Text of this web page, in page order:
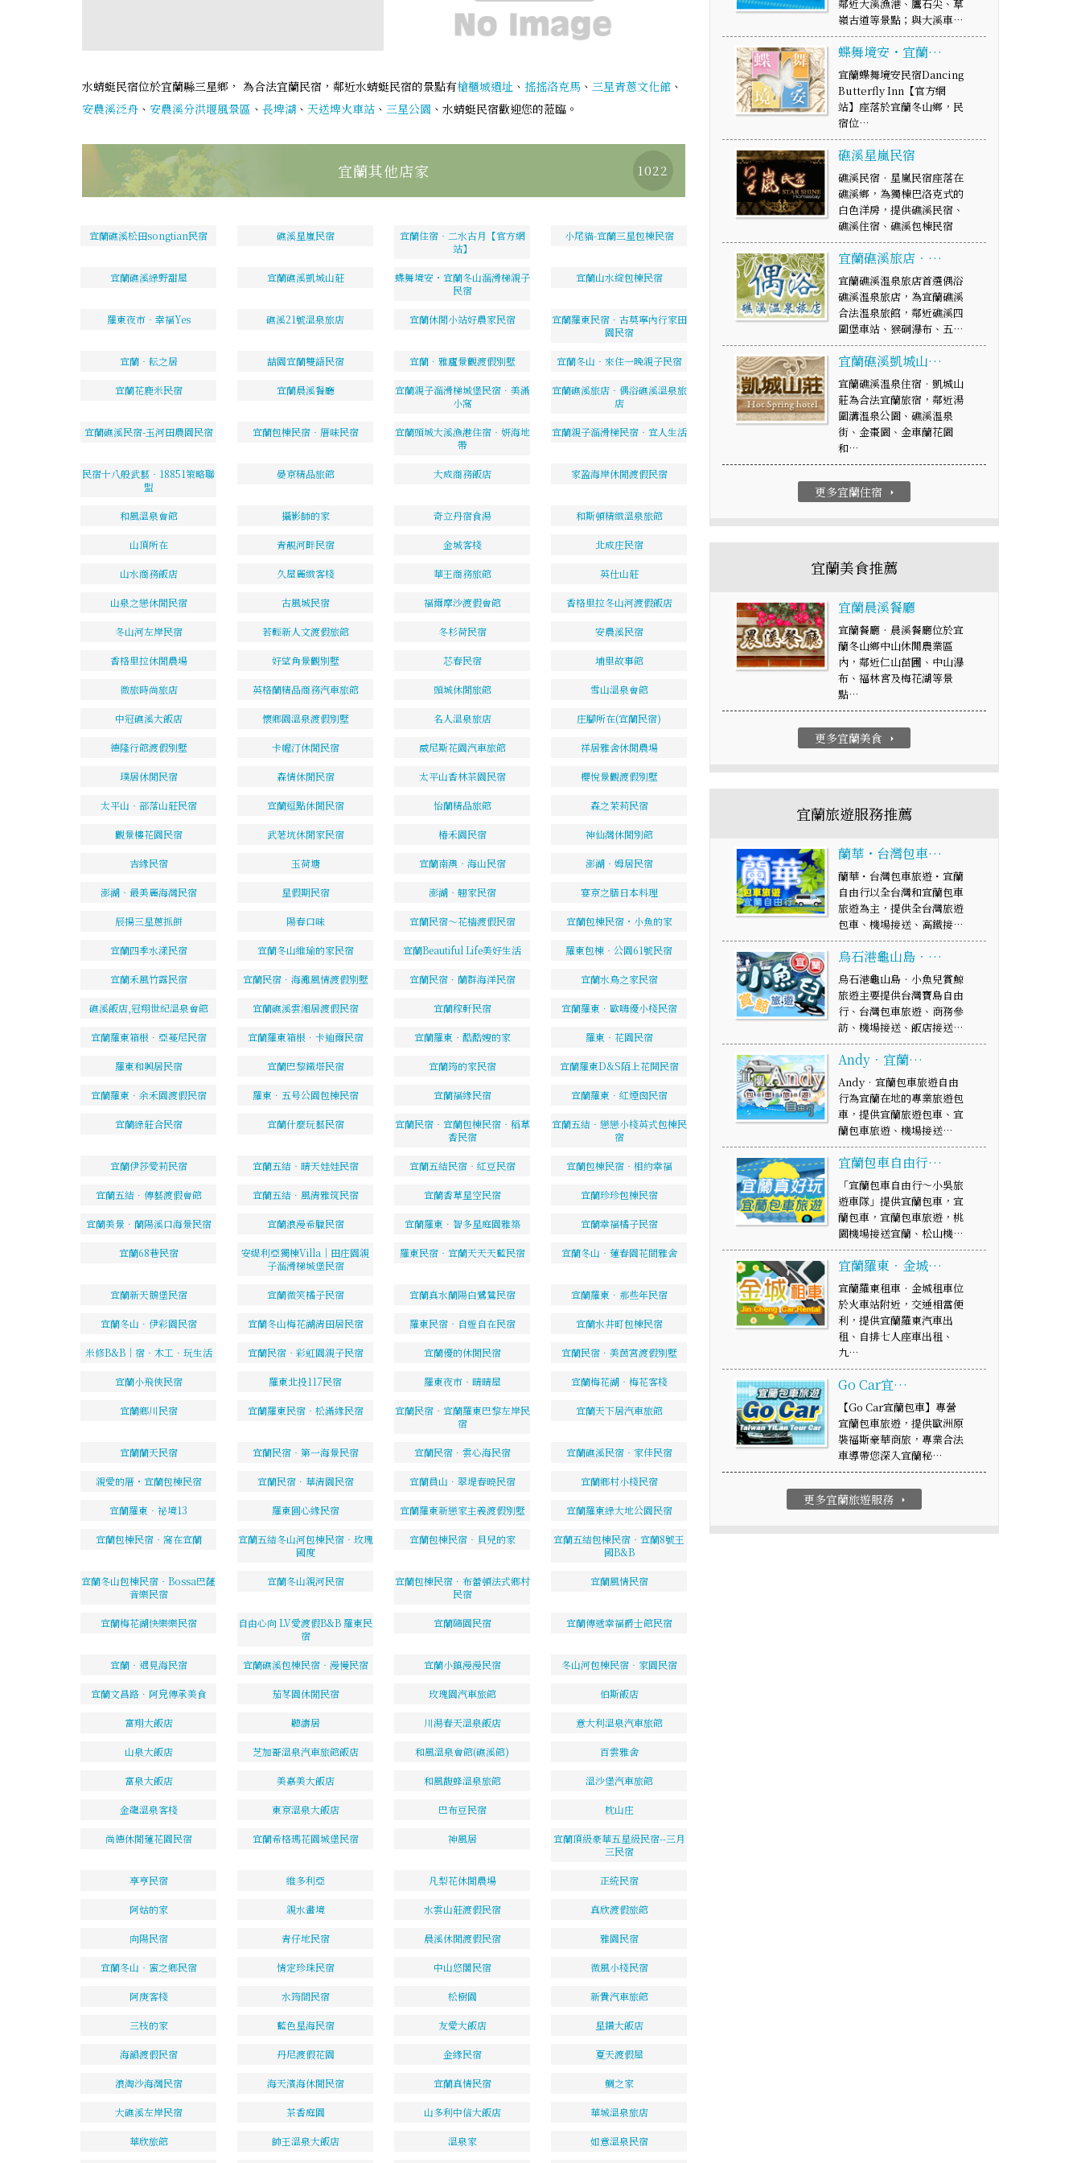
水蜻蜓民宿位於宜蘭縣三星鄉， 為合法宜蘭民宿，鄰近水蜻蜓民宿的景點有槍櫃城遺址 、 搖搖洛克馬 、 三星青蔥文化館 、
安農溪泛舟 、 安農溪分洪堰風景區 、 長埤湖 、 天送埤火車站 、 三星公園 、水蜻蜓民宿歡迎您的蒞臨。
宜蘭其他店家 1022
宜蘭礁溪松田songtian民宿 礁溪星嵐民宿
宜蘭住宿‧二水古月【官方網
站】
小尾貓-宜蘭三星包棟民宿
宜蘭礁溪綠野甜屋 宜蘭礁溪凱城山莊
蝶舞境安・宜蘭冬山溜滑梯親子
民宿
宜蘭山水綻包棟民宿
羅東夜市‧幸福Yes 礁溪21號溫泉旅店 宜蘭休閒小站好農家民宿
宜蘭羅東民宿．古莫寧內行家田
園民宿
宜蘭‧耘之居 喆園宜蘭雙語民宿 宜蘭．雅廬景觀渡假別墅 宜蘭冬山‧來住一晚親子民宿
宜蘭花鹿米民宿 宜蘭晨溪餐廳
宜蘭親子溜滑梯城堡民宿．美滿
小窩
宜蘭礁溪旅店‧偶浴礁溪溫泉旅
店
宜蘭礁溪民宿-玉河田農園民宿 宜蘭包棟民宿‧厝味民宿
宜蘭頭城大溪漁港住宿‧妍海地
帶
宜蘭親子溜滑梯民宿‧宜人生活
民宿十八般武藝‧18851策略聯
盟
晏京精品旅館 大成商務飯店 家盈海岸休閒渡假民宿
和風溫泉會館 攝影師的家 奇立丹宿食湯 和斯頓精緻溫泉旅館
山頂所在 青靚河畔民宿 金城客棧 北成庄民宿
山水商務飯店 久屋麗緻客棧 華王商務旅館 英仕山莊
山泉之戀休閒民宿 古風城民宿 福爾摩沙渡假會館 香格里拉冬山河渡假飯店
冬山河左岸民宿 若輕新人文渡假旅館 冬杉荷民宿 安農溪民宿
香格里拉休閒農場 好望角景觀別墅 芯春民宿 埔里故事館
微旅時尚旅店 英格蘭精品商務汽車旅館 頭城休閒旅館 雪山溫泉會館
中冠礁溪大飯店 懷鄉園溫泉渡假別墅 名人溫泉旅店 庄腳所在(宜蘭民宿)
德隆行館渡假別墅 卡幄汀休閒民宿 威尼斯花園汽車旅館 祥居雅舍休閒農場
璞居休閒民宿 森情休閒民宿 太平山香林茶園民宿 櫻悅景觀渡假別墅
太平山‧部落山莊民宿 宜蘭逗點休閒民宿 怡蘭精品旅館 森之茉莉民宿
觀景樓花園民宿 武荖坑休閒家民宿 椿禾園民宿 神仙灣休閒別館
吉緣民宿 玉荷塘 宜蘭南澳‧海山民宿 澎湖‧姆居民宿
澎湖‧最美麗海灣民宿 星假期民宿 澎湖‧翹家民宿 宴京之膳日本料理
辰揚三星蔥抓餅 陽春口味 宜蘭民宿～花檣渡假民宿 宜蘭包棟民宿・小魚的家
宜蘭四季水漾民宿 宜蘭冬山維瑜的家民宿 宜蘭Beautiful Life美好生活 羅東包棟‧公園61號民宿
宜蘭禾風竹露民宿 宜蘭民宿．海灘風情渡假別墅 宜蘭民宿．蘭群海洋民宿 宜蘭水鳥之家民宿
礁溪飯店,冠翔世紀溫泉會館 宜蘭礁溪雲湘居渡假民宿 宜蘭稼軒民宿 宜蘭羅東．歐嗨優小棧民宿
宜蘭羅東箱根．亞蔓尼民宿 宜蘭羅東箱根．卡迪爾民宿 宜蘭羅東‧酷酷嫂的家 羅東‧花園民宿
羅東和興居民宿 宜蘭巴黎鐵塔民宿 宜蘭筠的家民宿 宜蘭羅東D&S陌上花開民宿
宜蘭羅東．余禾園渡假民宿 羅東．五号公園包棟民宿 宜蘭福緣民宿 宜蘭羅東．紅煙囪民宿
宜蘭綠莊合民宿 宜蘭什麼玩藝民宿
宜蘭民宿‧宜蘭包棟民宿‧稻草
香民宿
宜蘭五結‧戀戀小棧英式包棟民
宿
宜蘭伊莎愛莉民宿 宜蘭五結‧晴天娃娃民宿 宜蘭五結民宿‧紅豆民宿 宜蘭包棟民宿‧相約幸福
宜蘭五結．傳藝渡假會館 宜蘭五結．風清雅筑民宿 宜蘭香草星空民宿 宜蘭珍珍包棟民宿
宜蘭美景．蘭陽溪口海景民宿 宜蘭浪漫希臘民宿 宜蘭羅東．智多星庭園雅築 宜蘭幸福橘子民宿
宜蘭68巷民宿
安緹利亞獨棟Villa｜田庄園親
子溜滑梯城堡民宿
羅東民宿‧宜蘭天天天藍民宿 宜蘭冬山‧蓮春園花間雅舍
宜蘭新天鵝堡民宿 宜蘭微笑橘子民宿 宜蘭真水蘭陽白鷺鷥民宿 宜蘭羅東．那些年民宿
宜蘭冬山．伊彩園民宿 宜蘭冬山梅花湖清田居民宿 羅東民宿‧自遊自在民宿 宜蘭水井町包棟民宿
米修B&B｜宿‧木工‧玩生活 宜蘭民宿‧彩虹園親子民宿 宜蘭優的休閒民宿 宜蘭民宿．美茵宮渡假別墅
宜蘭小飛俠民宿 羅東北投117民宿 羅東夜市‧晴晴屋 宜蘭梅花湖‧梅花客棧
宜蘭鄉川民宿 宜蘭羅東民宿‧松滿緣民宿
宜蘭民宿‧宜蘭羅東巴黎左岸民
宿
宜蘭天下居汽車旅館
宜蘭蘭天民宿 宜蘭民宿‧第一海景民宿 宜蘭民宿．雲心海民宿 宜蘭礁溪民宿‧家佳民宿
親愛的厝・宜蘭包棟民宿 宜蘭民宿．華清園民宿 宜蘭員山．翠堤春曉民宿 宜蘭鄉村小棧民宿
宜蘭羅東‧祕境13 羅東圓心緣民宿 宜蘭羅東新戀家主義渡假別墅 宜蘭羅東綠大地公園民宿
宜蘭包棟民宿‧窩在宜蘭
宜蘭五結冬山河包棟民宿‧玫瑰
國度
宜蘭包棟民宿‧貝兒的家
宜蘭五結包棟民宿‧宜蘭8號王
國B&B
宜蘭冬山包棟民宿‧Bossa巴薩
音樂民宿
宜蘭冬山親河民宿
宜蘭包棟民宿．布蕾頓法式鄉村
民宿
宜蘭風情民宿
宜蘭梅花湖快樂樂民宿
自由心向 LV愛渡假B&B 羅東民
宿
宜蘭隨園民宿 宜蘭傳遞幸福爵士館民宿
宜蘭‧遇見海民宿 宜蘭礁溪包棟民宿‧漫慢民宿 宜蘭小鎮漫漫民宿 冬山河包棟民宿‧家園民宿
宜蘭文昌路．阿皃傳承美食 茄苳園休閒民宿 玫瑰園汽車旅館 伯斯飯店
富翔大飯店 聽濤居 川湯春天溫泉飯店 意大利溫泉汽車旅館
山泉大飯店 芝加哥溫泉汽車旅館飯店 和風溫泉會館(礁溪館) 百雲雅舍
富泉大飯店 美嘉美大飯店 和風馥蜂溫泉旅館 溫沙堡汽車旅館
金龍溫泉客棧 東京溫泉大飯店 巴布豆民宿 枕山庄
尚德休閒蓮花園民宿 宜蘭希格瑪花園城堡民宿 神風居
宜蘭頂級豪華五星級民宿--三月
三民宿
享亨民宿 維多利亞 凡梨花休閒農場 正統民宿
阿姑的家 親水畫境 水雲山莊渡假民宿 真欣渡假旅館
向陽民宿 青仔地民宿 晨溪休閒渡假民宿 雅園民宿
宜蘭冬山‧蜜之鄉民宿 情定珍珠民宿 中山悠閣民宿 微風小棧民宿
阿庚客棧 水筠間民宿 松樹園 新貴汽車旅館
三枝的家 藍色星海民宿 友愛大飯店 星鑽大飯店
海韻渡假民宿 丹尼渡假花園 金緣民宿 夏天渡假屋
浪淘沙海灣民宿 海天濱海休閒民宿 宜蘭真情民宿 鯛之家
大礁溪左岸民宿 茶香庭園 山多利中信大飯店 華城溫泉旅店
華欣旅館 帥王溫泉大飯店 溫泉家 如意溫泉民宿
鄰近大溪漁港、鷹石尖、草
嶺古道等景點；與大溪車…
蝶舞境安・宜蘭…
宜蘭蝶舞境安民宿Dancing
Butterfly Inn【官方網
站】座落於宜蘭冬山鄉，民
宿位…
礁溪星嵐民宿
礁溪民宿‧星嵐民宿座落在
礁溪鄉，為獨棟巴洛克式的
白色洋房，提供礁溪民宿、
礁溪住宿、礁溪包棟民宿
宜蘭礁溪旅店‧…
宜蘭礁溪溫泉旅店首選偶浴
礁溪溫泉旅店，為宜蘭礁溪
合法溫泉旅館，鄰近礁溪四
圍堡車站、猴硐瀑布、五…
宜蘭礁溪凱城山…
宜蘭礁溪溫泉住宿‧凱城山
莊為合法宜蘭旅宿，鄰近湯
圍溝溫泉公園、礁溪溫泉
街、金棗園、金車蘭花園
和…
更多宜蘭住宿 arrow_right
宜蘭美食推薦
宜蘭晨溪餐廳
宜蘭餐廳‧晨溪餐廳位於宜
蘭冬山鄉中山休閒農業區
內，鄰近仁山苗圃、中山瀑
布、福林宮及梅花湖等景
點…
更多宜蘭美食 arrow_right
宜蘭旅遊服務推薦
蘭華・台灣包車…
蘭華・台灣包車旅遊・宜蘭
自由行以全台灣和宜蘭包車
旅遊為主，提供全台灣旅遊
包車、機場接送、高鐵接…
烏石港龜山島‧…
烏石港龜山島‧小魚兒賞鯨
旅遊主要提供台灣寶島自由
行、台灣包車旅遊、商務參
訪、機場接送、飯店接送…
Andy‧宜蘭…
Andy‧宜蘭包車旅遊自由
行為宜蘭在地的專業旅遊包
車，提供宜蘭旅遊包車、宜
蘭包車旅遊、機場接送…
宜蘭包車自由行…
「宜蘭包車自由行～小吳旅
遊車隊」提供宜蘭包車，宜
蘭包車，宜蘭包車旅遊，桃
園機場接送宜蘭、松山機…
宜蘭羅東‧金城…
宜蘭羅東租車‧金城租車位
於火車站附近，交通相當便
利，提供宜蘭羅東汽車出
租、自排七人座車出租、
九…
Go Car宜…
【Go Car宜蘭包車】專營
宜蘭包車旅遊，提供歐洲原
裝福斯豪華商旅，專業合法
車導帶您深入宜蘭秘…
更多宜蘭旅遊服務 arrow_right